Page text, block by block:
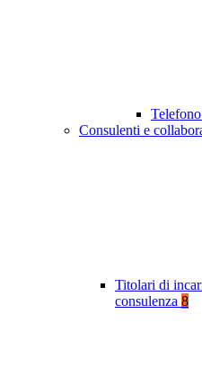
Consulenti e
Titolari di
consulenza 8